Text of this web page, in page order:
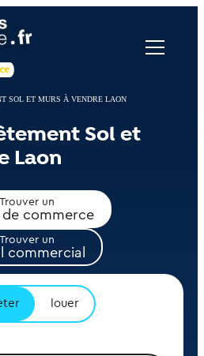
SOL ET MURS À VENDRE LAON
Sol et
Laon
Trouver un
de commerce
Trouver un
commercial
louer